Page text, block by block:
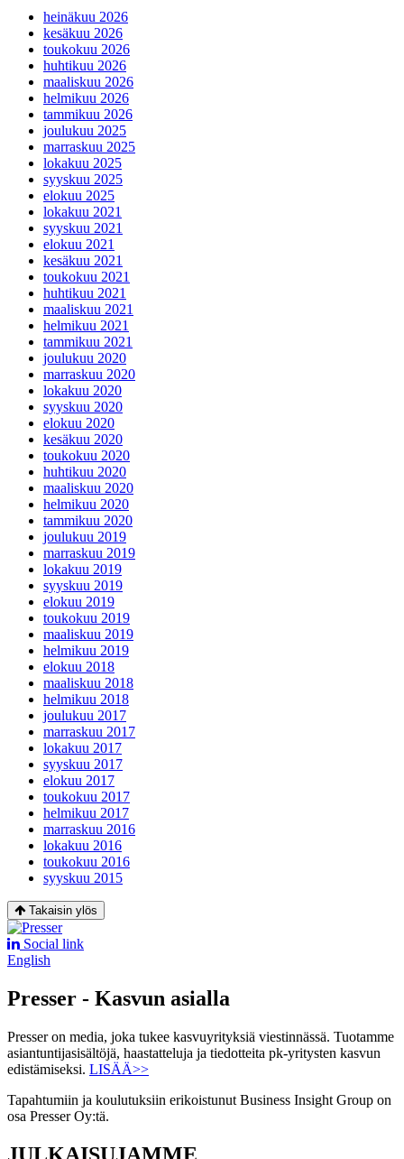
heinäkuu 2026
kesäkuu 2026
toukokuu 2026
huhtikuu 2026
maaliskuu 2026
helmikuu 2026
tammikuu 2026
joulukuu 2025
marraskuu 2025
lokakuu 2025
syyskuu 2025
elokuu 2025
lokakuu 2021
syyskuu 2021
elokuu 2021
kesäkuu 2021
toukokuu 2021
huhtikuu 2021
maaliskuu 2021
helmikuu 2021
tammikuu 2021
joulukuu 2020
marraskuu 2020
lokakuu 2020
syyskuu 2020
elokuu 2020
kesäkuu 2020
toukokuu 2020
huhtikuu 2020
maaliskuu 2020
helmikuu 2020
tammikuu 2020
joulukuu 2019
marraskuu 2019
lokakuu 2019
syyskuu 2019
elokuu 2019
toukokuu 2019
maaliskuu 2019
helmikuu 2019
elokuu 2018
maaliskuu 2018
helmikuu 2018
joulukuu 2017
marraskuu 2017
lokakuu 2017
syyskuu 2017
elokuu 2017
toukokuu 2017
helmikuu 2017
marraskuu 2016
lokakuu 2016
toukokuu 2016
syyskuu 2015
Takaisin ylös
Social link
English
Presser - Kasvun asialla
Presser on media, joka tukee kasvuyrityksiä viestinnässä. Tuotamme
asiantuntijasisältöjä, haastatteluja ja tiedotteita pk-yritysten kasvun
edistämiseksi. LISÄÄ>>
Tapahtumiin ja koulutuksiin erikoistunut Business Insight Group on
osa Presser Oy:tä.